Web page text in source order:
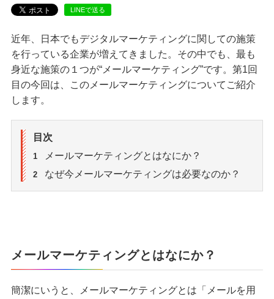
LINEで送る
近年、日本でもデジタルマーケティングに関しての施策
を行っている企業が増えてきました。その中でも、最も
身近な施策の１つが“メールマーケティング”です。第1回
目の今回は、このメールマーケティングについてご紹介
します。
目次
1 メールマーケティングとはなにか？
2 なぜ今メールマーケティングは必要なのか？
メールマーケティングとはなにか？
簡潔にいうと、メールマーケティングとは「メールを用